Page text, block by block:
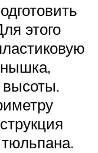
этого